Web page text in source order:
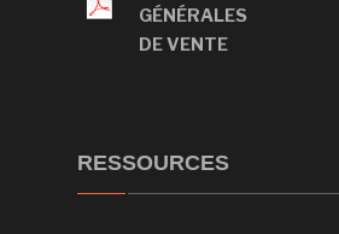
GÉNÉRALES
DE VENTE
RESSOURCES